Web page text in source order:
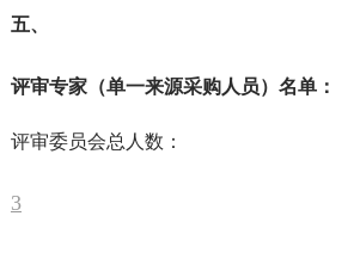
五、
评审专家（单一来源采购人员）名单：
评审委员会总人数：
3